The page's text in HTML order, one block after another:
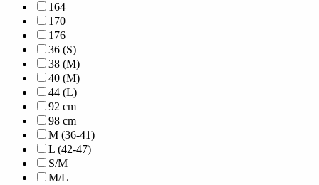
164
170
176
36 (S)
38 (M)
40 (M)
44 (L)
92 cm
98 cm
M (36-41)
L (42-47)
S/M
M/L